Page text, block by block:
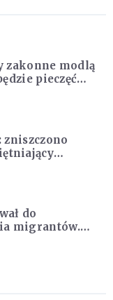
zakonne modlą
pieczęć
wiary"
zniszczono
do
migrantów.
przeciwko